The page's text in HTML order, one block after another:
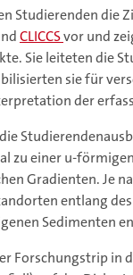
Studierenden die
CLICCSvor und
Sie leiteten die
sie für
der
zu einer u-
Gradienten. Je
entlang
Sedimenten
Forschungstrip in